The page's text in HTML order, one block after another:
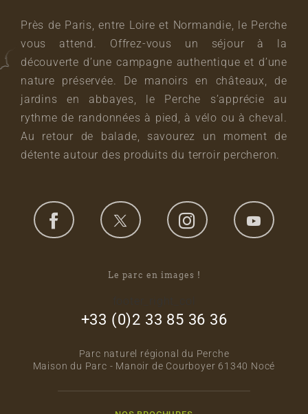
Près de Paris, entre Loire et Normandie, le Perche
vous attend. Offrez-vous un séjour à la
découverte d’une campagne authentique et d’une
nature préservée. De manoirs en châteaux, de
jardins en abbayes, le Perche s’apprécie au
rythme de randonnées à pied, à vélo ou à cheval.
Au retour de balade, savourez un moment de
détente autour des produits du terroir percheron.
Le parc en images !
+33 (0)2 33 85 36 36
Parc naturel régional du Perche
Maison du Parc - Manoir de Courboyer 61340 Nocé